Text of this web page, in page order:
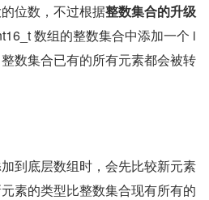
位数，不过根据整数集合的升级
数组的整数集合中添加一个 i
数集合已有的所有元素都会被转
到底层数组时，会先比较新元素
素的类型比整数集合现有所有的